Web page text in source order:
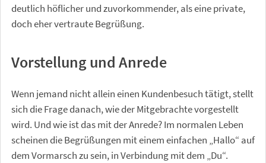
deutlich höflicher und zuvorkommender, als eine private,
doch eher vertraute Begrüßung.
Vorstellung und Anrede
Wenn jemand nicht allein einen Kundenbesuch tätigt, stellt
sich die Frage danach, wie der Mitgebrachte vorgestellt
wird. Und wie ist das mit der Anrede? Im normalen Leben
scheinen die Begrüßungen mit einem einfachen „Hallo“ auf
dem Vormarsch zu sein, in Verbindung mit dem „Du“.